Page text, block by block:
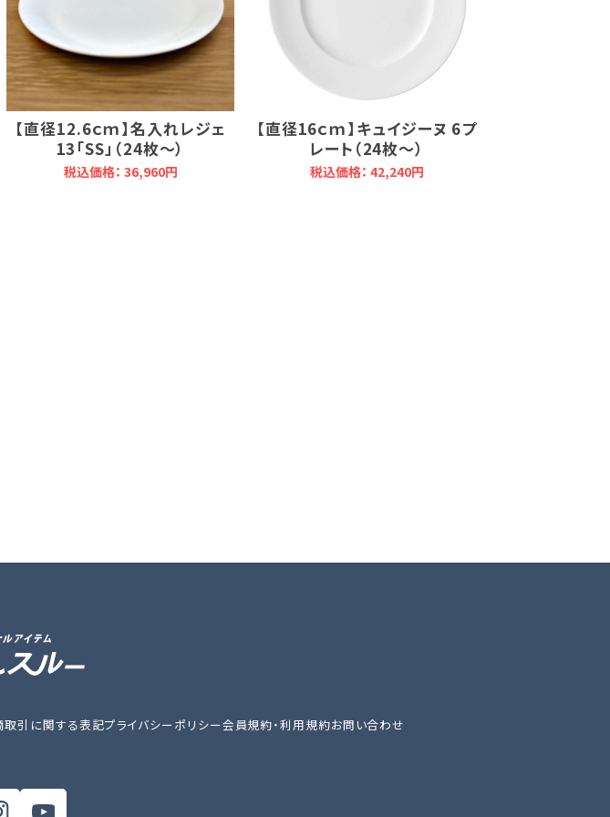
【直径12.6ｃｍ】名入れレジェ
13「SS」（24枚～）
税込価格： 36,960円
【直径16ｃｍ】キュイジーヌ 6プ
レート（24枚～）
税込価格： 42,240円
取引に関する表記プライバシーポリシー会員規約・利用規約お問い合わせ